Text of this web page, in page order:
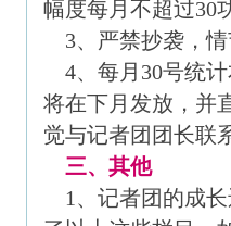
幅度每月不超过30
3、严禁抄袭，情
4、每月30号统
将在下月发放，并
觉与记者团团长联
三、其他
1、记者团的成长